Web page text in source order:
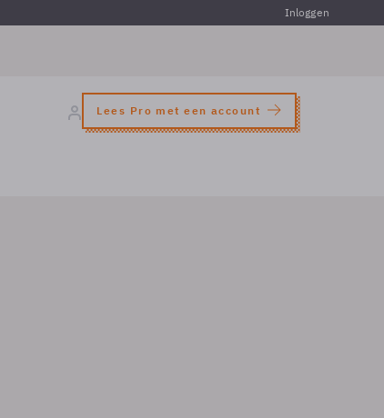
Inloggen
Lees Pro met een account